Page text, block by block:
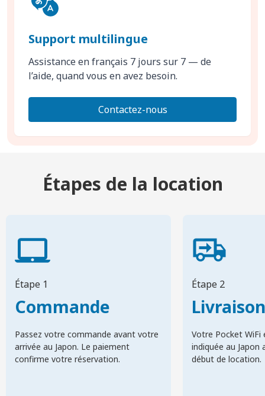
Support multilingue
Assistance en français 7 jours sur 7 — de
l’aide, quand vous en avez besoin.
Contactez-nous
Étapes de la location
Étape 1
Commande
Passez votre commande avant votre
arrivée au Japon. Le paiement
confirme votre réservation.
Étape 2
Livraison
Votre Pocket WiFi
indiquée au Japon
début de location.